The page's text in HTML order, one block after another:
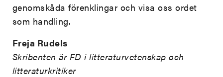
genomskåda förenklingar och visa oss ordet
som handling.
Freja Rudels
Skribenten är FD i litteraturvetenskap och
litteraturkritiker